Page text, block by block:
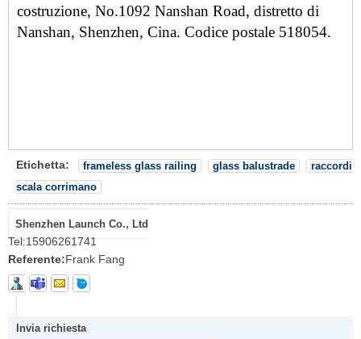
costruzione, No.1092 Nanshan Road, distretto di
Nanshan, Shenzhen, Cina. Codice postale 518054.
Etichetta: frameless glass railing glass balustrade
raccordi
scala corrimano
Shenzhen Launch Co., Ltd
Tel:15906261741
Referente:Frank Fang
Invia richiesta